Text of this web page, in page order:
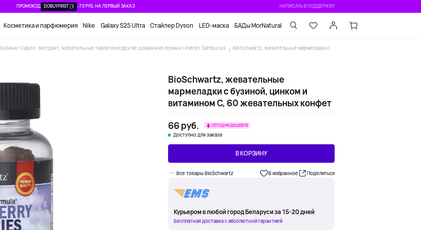
ПРОМОКОД DOBUYFIRST -73 РУБ. НА ПЕРВЫЙ ЗАКАЗ НАПИСАТЬ В ПОДДЕРЖКУ
Косметика и парфюмерия Nike Galaxy S25 Ultra Стайлер Dyson LED-маска БАДы MorNatural
Бузина | Сироп, экстракт, жевательные таблетки и другие добавки из бузины | iHerb | Sambucus
BioSchwartz, жевательные мармеладки с
BioSchwartz, жевательные
мармеладки с бузиной, цинком и
витамином C, 60 жевательных конфет
66 руб.
СЕГОДНЯ ДЕШЕВЛЕ
Доступно для заказа
В КОРЗИНУ
Все товары BioSchwartz В избранное Поделиться
Курьером в любой город Беларуси за 15-20 дней
Бесплатная доставка с абсолютной гарантией